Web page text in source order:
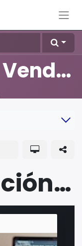
Conoce más, Vende más
Presentación - Herramientas Wipcool (Pte. 1)